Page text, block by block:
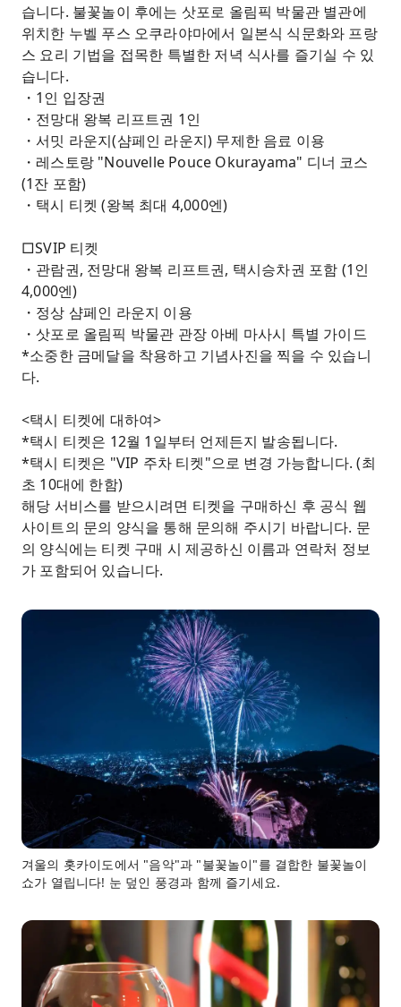
습니다. 불꽃놀이 후에는 삿포로 올림픽 박물관 별관에
위치한 누벨 푸스 오쿠라야마에서 일본식 식문화와 프랑
스 요리 기법을 접목한 특별한 저녁 식사를 즐기실 수 있
습니다.
・1인 입장권
・전망대 왕복 리프트권 1인
・서밋 라운지(샴페인 라운지) 무제한 음료 이용
・레스토랑 "Nouvelle Pouce Okurayama" 디너 코스
(1잔 포함)
・택시 티켓 (왕복 최대 4,000엔)
□SVIP 티켓
・관람권, 전망대 왕복 리프트권, 택시승차권 포함 (1인
4,000엔)
・정상 샴페인 라운지 이용
・삿포로 올림픽 박물관 관장 아베 마사시 특별 가이드
*소중한 금메달을 착용하고 기념사진을 찍을 수 있습니
다.
<택시 티켓에 대하여>
*택시 티켓은 12월 1일부터 언제든지 발송됩니다.
*택시 티켓은 "VIP 주차 티켓"으로 변경 가능합니다. (최
초 10대에 한함)
해당 서비스를 받으시려면 티켓을 구매하신 후 공식 웹
사이트의 문의 양식을 통해 문의해 주시기 바랍니다. 문
의 양식에는 티켓 구매 시 제공하신 이름과 연락처 정보
가 포함되어 있습니다.
겨울의 홋카이도에서 "음악"과 "불꽃놀이"를 결합한 불꽃놀이
쇼가 열립니다! 눈 덮인 풍경과 함께 즐기세요.